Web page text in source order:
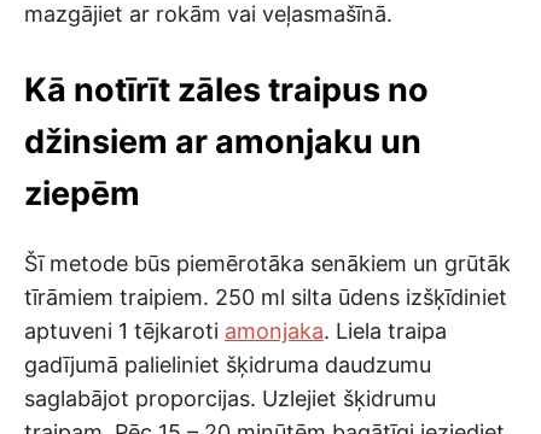
mazgājiet ar rokām vai veļasmašīnā.
Kā notīrīt zāles traipus no
džinsiem ar amonjaku un
ziepēm
Šī metode būs piemērotāka senākiem un grūtāk
tīrāmiem traipiem. 250 ml silta ūdens izšķīdiniet
aptuveni 1 tējkaroti amonjaka. Liela traipa
gadījumā palieliniet šķidruma daudzumu
saglabājot proporcijas. Uzlejiet šķidrumu